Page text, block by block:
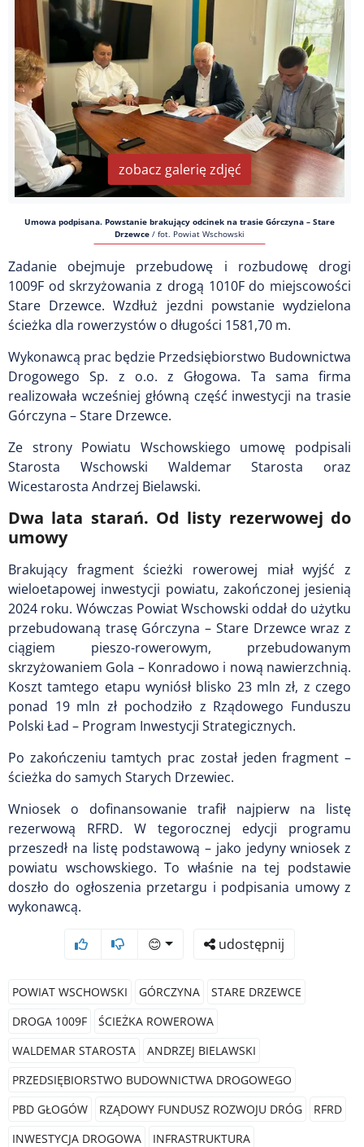
zobacz galerię zdjęć
Umowa podpisana. Powstanie brakujący odcinek na trasie Górczyna – Stare
Drzewce / fot. Powiat Wschowski
Zadanie obejmuje przebudowę i rozbudowę drogi
1009F od skrzyżowania z drogą 1010F do miejscowości
Stare Drzewce. Wzdłuż jezdni powstanie wydzielona
ścieżka dla rowerzystów o długości 1581,70 m.
Wykonawcą prac będzie Przedsiębiorstwo Budownictwa
Drogowego Sp. z o.o. z Głogowa. Ta sama firma
realizowała wcześniej główną część inwestycji na trasie
Górczyna – Stare Drzewce.
Ze strony Powiatu Wschowskiego umowę podpisali
Starosta Wschowski Waldemar Starosta oraz
Wicestarosta Andrzej Bielawski.
Dwa lata starań. Od listy rezerwowej do
umowy
Brakujący fragment ścieżki rowerowej miał wyjść z
wieloetapowej inwestycji powiatu, zakończonej jesienią
2024 roku. Wówczas Powiat Wschowski oddał do użytku
przebudowaną trasę Górczyna – Stare Drzewce wraz z
ciągiem pieszo-rowerowym, przebudowanym
skrzyżowaniem Gola – Konradowo i nową nawierzchnią.
Koszt tamtego etapu wyniósł blisko 23 mln zł, z czego
ponad 19 mln zł pochodziło z Rządowego Funduszu
Polski Ład – Program Inwestycji Strategicznych.
Po zakończeniu tamtych prac został jeden fragment –
ścieżka do samych Starych Drzewiec.
Wniosek o dofinansowanie trafił najpierw na listę
rezerwową RFRD. W tegorocznej edycji programu
przeszedł na listę podstawową – jako jedyny wniosek z
powiatu wschowskiego. To właśnie na tej podstawie
doszło do ogłoszenia przetargu i podpisania umowy z
wykonawcą.
😊 udostępnij
POWIAT WSCHOWSKI GÓRCZYNA
STARE DRZEWCE
DROGA 1009F
ŚCIEŻKA ROWEROWA
WALDEMAR STAROSTA
ANDRZEJ BIELAWSKI
PRZEDSIĘBIORSTWO BUDOWNICTWA DROGOWEGO
PBD GŁOGÓW
RZĄDOWY FUNDUSZ ROZWOJU DRÓG
RFRD
INWESTYCJA DROGOWA
INFRASTRUKTURA